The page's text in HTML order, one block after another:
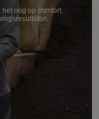
oog op comfort,